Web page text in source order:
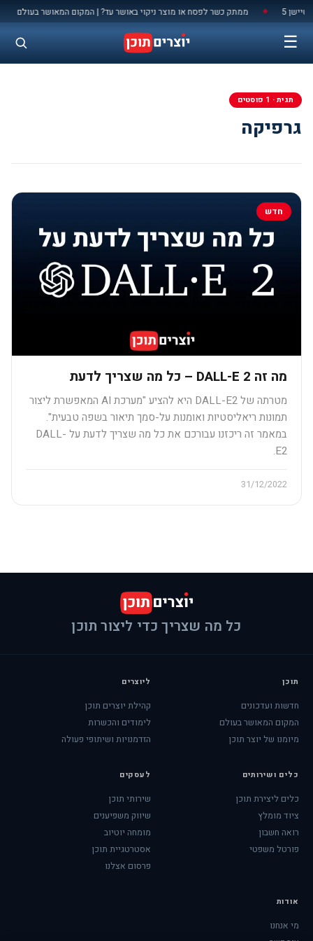
לתוכן ממתק כשר לפסח או מוצר ניקוי באושר עד? | המקום המאושר בעולם ◆ 5
☰
תגית · 1 פוסטים
גרפיקה
חדש
מה זה DALL-E 2 – כל מה שצריך לדעת
מטרתה של DALL-E2 היא להציע "מערכת AI המאפשרת ליצור
תמונות ריאליסטיות ואומנות על-סמך תיאור בשפה טבעית".
במאמר זה ריכזנו עבורכם את כל מה שצריך לדעת על DALL-
E2.
31/12/2022
כל מה שצריך כדי ליצור תוכן
תוכן
חדשות ועדכונים
המקום המאושר בעולם
מיומנו של יוצר תוכן
ליוצרים
קהילת יוצרים תוכן
לימודים והכשרות
הזדמנויות ושיתופי פעולה
כלים ושירותים
כלים ליצירת תוכן
ציוד מומלץ
רואה חשבון
פורטל משפטי
לעסקים
שירותי תוכן
שיווק משפיענים
מומחה יוטיוב
אסטרטגיית תוכן
פרסום אצלנו
אודות
מי אנחנו